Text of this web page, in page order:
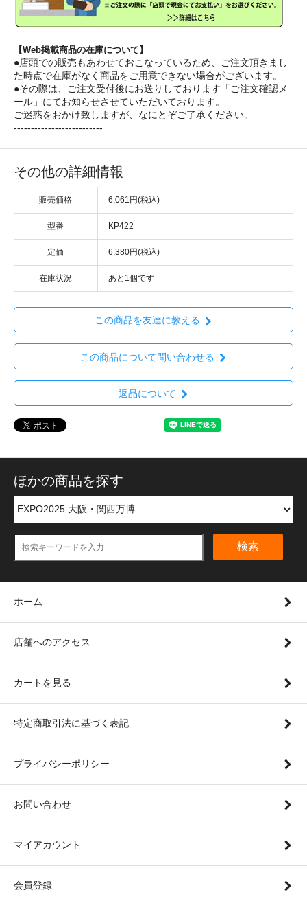
【Web掲載商品の在庫について】
●店頭での販売もあわせておこなっているため、ご注文頂きまし
た時点で在庫がなく商品をご用意できない場合がございます。
●その際は、ご注文受付後にお送りしております「ご注文確認メ
ール」にてお知らせさせていただいております。
ご迷惑をおかけ致しますが、なにとぞご了承ください。
--------------------------
その他の詳細情報
販売価格 6,061円(税込)
型番 KP422
定価 6,380円(税込)
在庫状況 あと1個です
この商品を友達に教える
この商品について問い合わせる
返品について
ほかの商品を探す
検索
ホーム
店舗へのアクセス
カートを見る
特定商取引法に基づく表記
プライバシーポリシー
お問い合わせ
マイアカウント
会員登録